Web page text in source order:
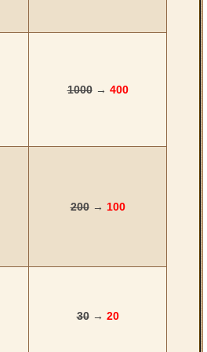
1000→ 400
200→ 100
30→ 20